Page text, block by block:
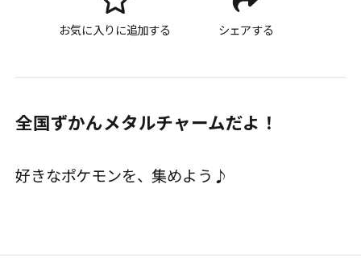
お気に入りに追加する シェアする
全国ずかんメタルチャームだよ！
好きなポケモンを、集めよう♪